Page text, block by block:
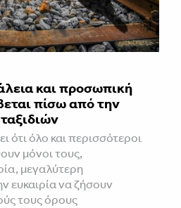
και προσωπική
πίσω από την
ότι όλο και περισσότεροι
μόνοι τους,
μεγαλύτερη
ευκαιρία να ζήσουν
τους όρους